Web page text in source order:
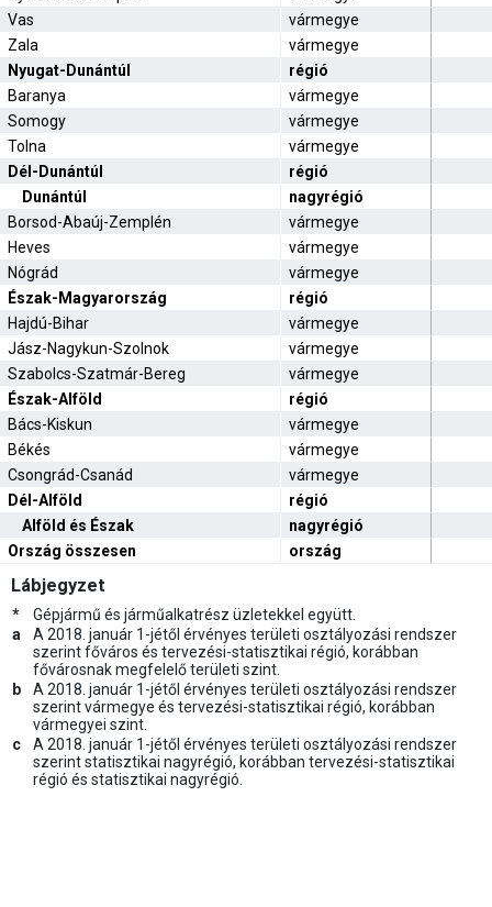
Vas
vármegye
Zala
vármegye
Nyugat-Dunántúl
régió
Baranya
vármegye
Somogy
vármegye
Tolna
vármegye
Dél-Dunántúl
régió
Dunántúl
nagyrégió
Borsod-Abaúj-Zemplén
vármegye
Heves
vármegye
Nógrád
vármegye
Észak-Magyarország
régió
Hajdú-Bihar
vármegye
Jász-Nagykun-Szolnok
vármegye
Szabolcs-Szatmár-Bereg
vármegye
Észak-Alföld
régió
Bács-Kiskun
vármegye
Békés
vármegye
Csongrád-Csanád
vármegye
Dél-Alföld
régió
Alföld és Észak
nagyrégió
Ország összesen
ország
Lábjegyzet
*
Gépjármű és járműalkatrész üzletekkel együtt.
a
A 2018. január 1-jétől érvényes területi osztályozási rendszer
szerint főváros és tervezési-statisztikai régió, korábban
fővárosnak megfelelő területi szint.
b
A 2018. január 1-jétől érvényes területi osztályozási rendszer
szerint vármegye és tervezési-statisztikai régió, korábban
vármegyei szint.
c
A 2018. január 1-jétől érvényes területi osztályozási rendszer
szerint statisztikai nagyrégió, korábban tervezési-statisztikai
régió és statisztikai nagyrégió.